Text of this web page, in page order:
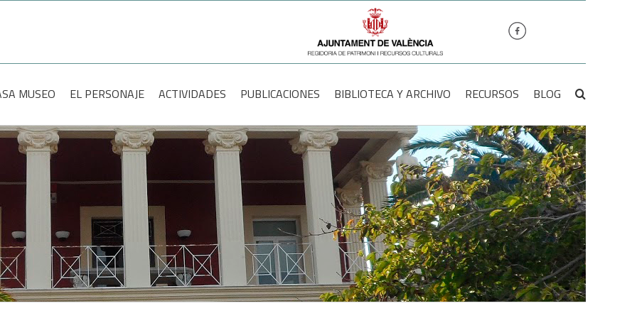
MUSEO
EL PERSONAJE ACTIVIDADES PUBLICACIONES BIBLIOTECA Y ARCHIVO RECURSOS BLOG